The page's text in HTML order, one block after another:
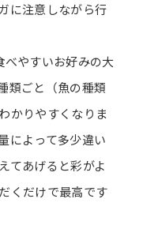
に注意しながら行
やすいお好みの大
類ごと（魚の種類
かりやすくなりま
によって多少違い
てあげると彩がよ
くだけで最高です